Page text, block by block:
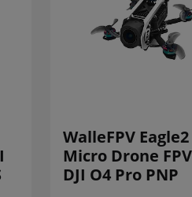
WalleFPV Eagle2
Micro Drone
DJI O4 Pro PNP